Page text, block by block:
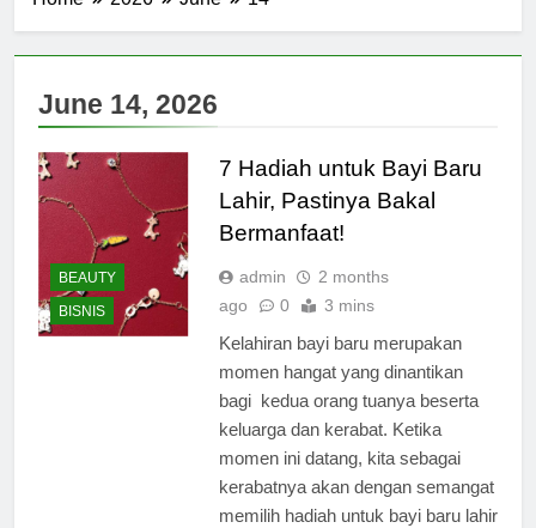
June 14, 2026
BEAUTY
BISNIS
7 Hadiah untuk Bayi Baru
Lahir, Pastinya Bakal
Bermanfaat!
admin
2 months
ago
0 3 mins
Kelahiran bayi baru merupakan
momen hangat yang dinantikan
bagi kedua orang tuanya beserta
keluarga dan kerabat. Ketika
momen ini datang, kita sebagai
kerabatnya akan dengan semangat
memilih hadiah untuk bayi baru lahir